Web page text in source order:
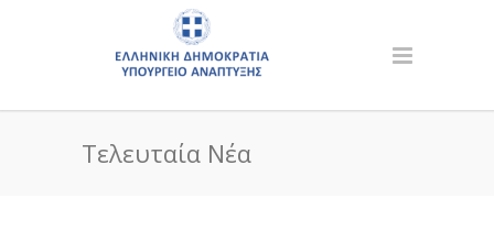
Τελευταία Νέα